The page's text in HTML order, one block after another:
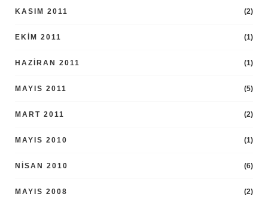
KASIM 2011 (2)
EKIM 2011 (1)
HAZIRAN 2011 (1)
MAYIS 2011 (5)
MART 2011 (2)
MAYIS 2010 (1)
NISAN 2010 (6)
MAYIS 2008 (2)